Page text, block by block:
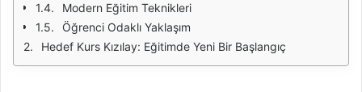
Modern Eğitim Teknikleri
Öğrenci Odaklı Yaklaşım
Hedef Kurs Kızılay: Eğitimde Yeni Bir Başlangıç